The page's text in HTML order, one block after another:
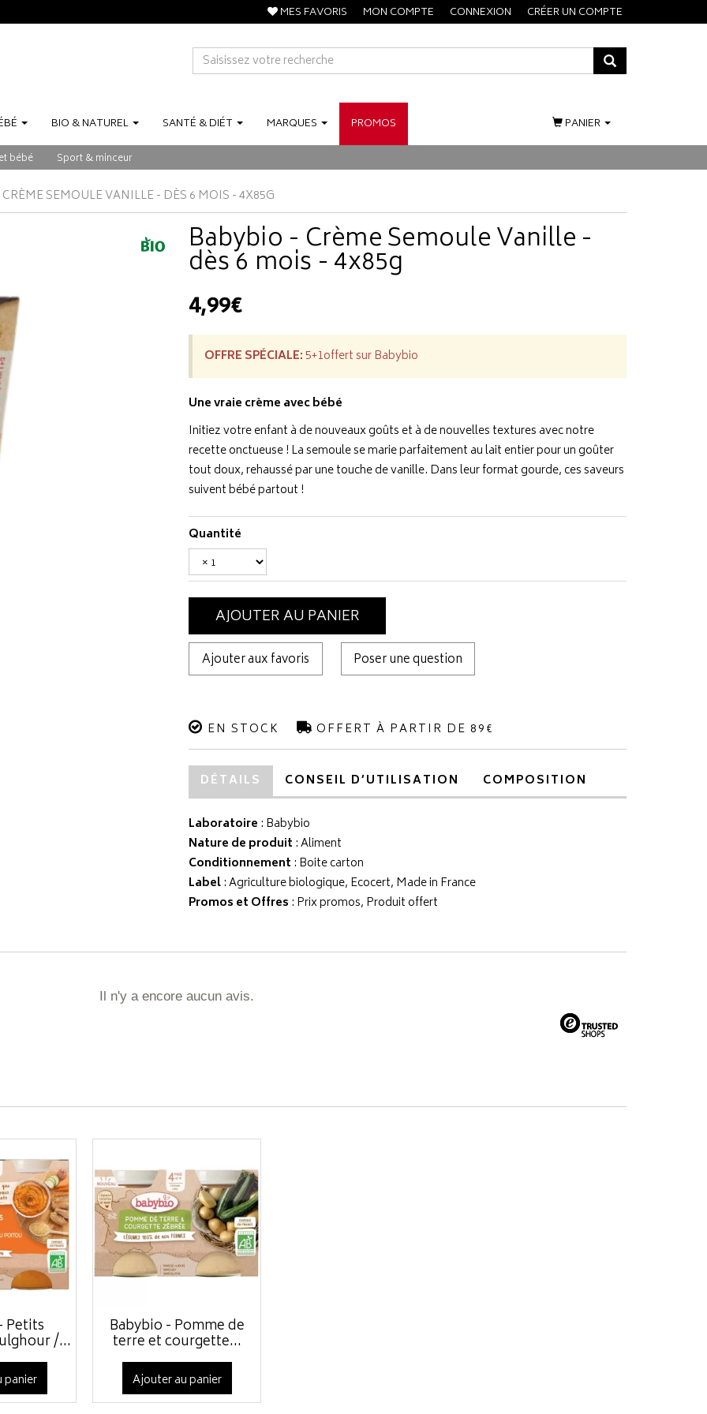
MES FAVORIS MON COMPTE CONNEXION CRÉER UN COMPTE
BIO &NATUREL SANTÉ &DIÉT MARQUES PROMOS
bébé Sport & minceur
PANIER
SEMOULE VANILLE - DÈS 6 MOIS - 4X85G
Babybio - Crème Semoule Vanille -
dès 6 mois - 4x85g
4,99€
OFFRE SPÉCIALE: 5+1offert sur Babybio
Une vraie crème avec bébé
Initiez votre enfant à de nouveaux goûts et à de nouvelles textures avec notre
recette onctueuse ! La semoule se marie parfaitement au lait entier pour un goûter
tout doux, rehaussé par une touche de vanille. Dans leur format gourde, ces saveurs
suivent bébé partout !
Quantité
AJOUTER AU PANIER
Ajouter aux favoris Poser une question
EN STOCK OFFERT À PARTIR DE 89€
DÉTAILS CONSEIL D’UTILISATION COMPOSITION
Laboratoire : Babybio
Nature de produit : Aliment
Conditionnement : Boite carton
Label: Agriculture biologique, Ecocert, Made in France
Promos et Offres : Prix promos, Produit offert
Il n'y a encore aucun avis.
Petits
/...
panier
Babybio - Pomme de
terre et courgette...
Ajouter au panier